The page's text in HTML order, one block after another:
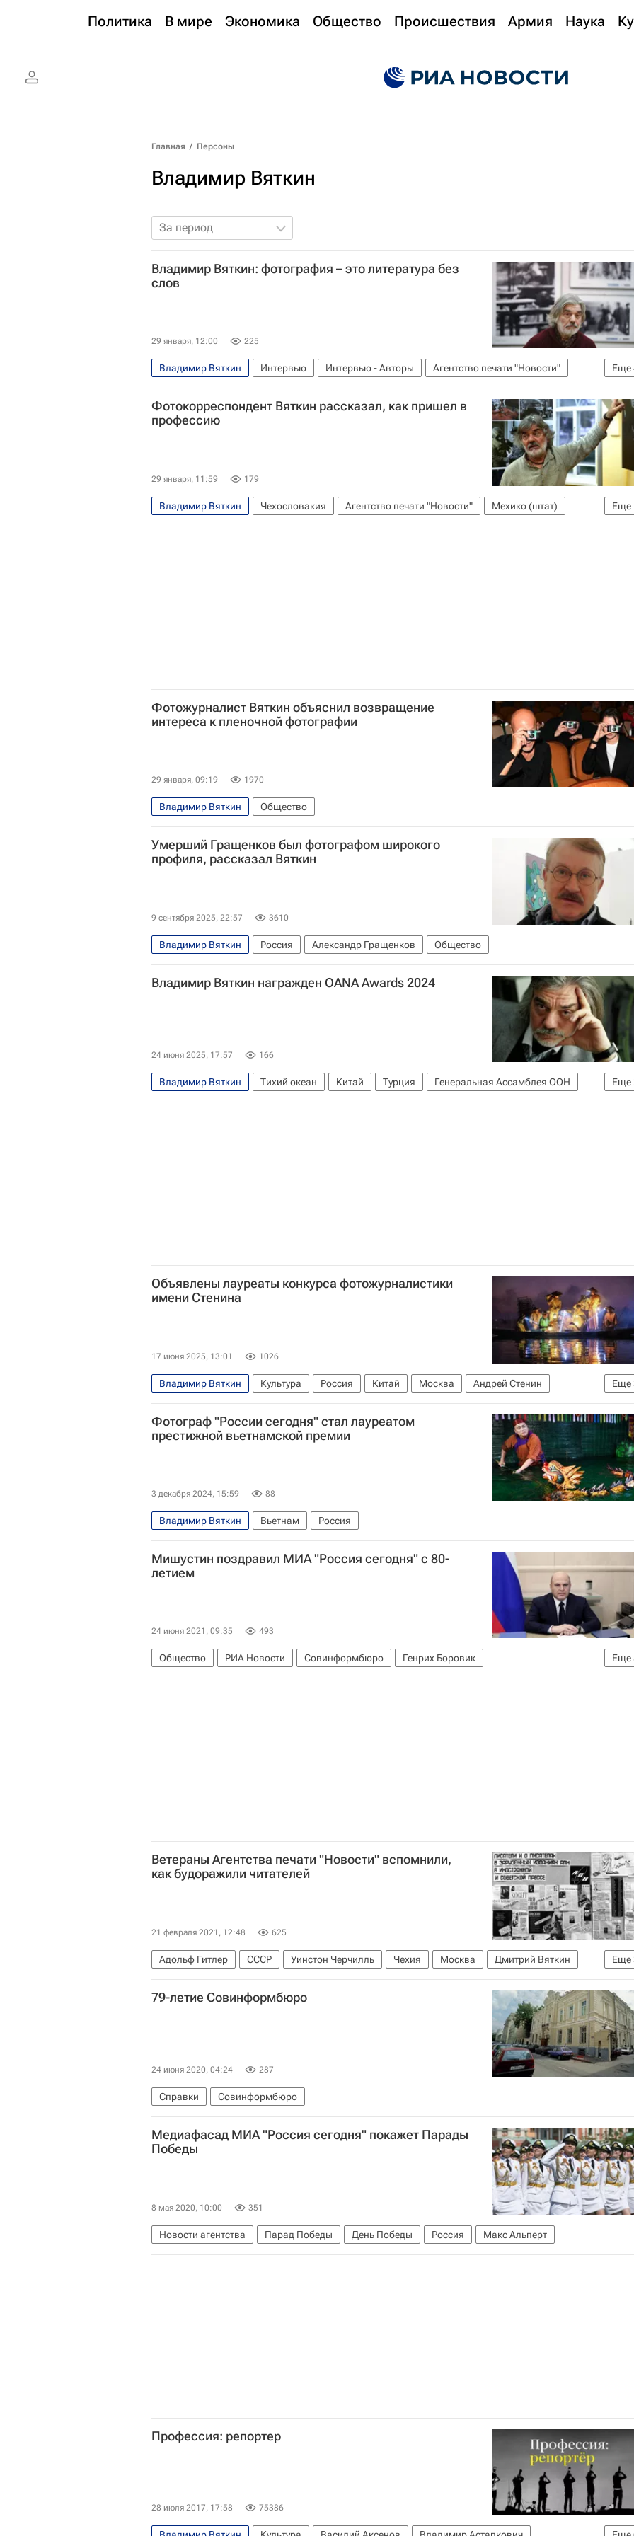
Политика В мире Экономика Общество Происшествия Армия Наука
Главная / Персоны
Владимир Вяткин
За период
Владимир Вяткин: фотография – это литература без
слов
29 января, 12:00 225
Еще
Владимир Вяткин Интервью Интервью - Авторы
Агентство печати "Новости"
Республика Алтай
Чехословакия МИА "Россия сегодня" РИА Новости
Фотокорреспондент Вяткин рассказал, как пришел в
профессию
29 января, 11:59 179
Еще
Владимир Вяткин Чехословакия Агентство печати "Новости"
Мехико (штат)
Европа
Фотожурналист Вяткин объяснил возвращение
интереса к пленочной фотографии
29 января, 09:19 1970
Владимир Вяткин Общество
Умерший Гращенков был фотографом широкого
профиля, рассказал Вяткин
9 сентября 2025, 22:57 3610
Владимир Вяткин Россия Александр Гращенков Общество
Владимир Вяткин награжден OANA Awards 2024
24 июня 2025, 17:57 166
Еще
Владимир Вяткин Тихий океан Китай Турция
Генеральная Ассамблея ООН
ЮНЕСКО
Санкт-Петербург
Объявлены лауреаты конкурса фотожурналистики
имени Стенина
17 июня 2025, 13:01 1026
Еще
Владимир Вяткин Культура Россия Китай Москва
Андрей Стенин
Валерий Мельников
ЮНЕСКО ВГТРК
Фотограф "России сегодня" стал лауреатом
престижной вьетнамской премии
3 декабря 2024, 15:59 88
Владимир Вяткин Вьетнам Россия
Мишустин поздравил МИА "Россия сегодня" с 80-
летием
24 июня 2021, 09:35 493
Еще
Общество РИА Новости Совинформбюро
Генрих Боровик
Константин Симонов (политолог)
Валентин Фалин МИА "Россия сегодня"
Россия
Ветераны Агентства печати "Новости" вспомнили,
как будоражили читателей
21 февраля 2021, 12:48 625
Еще
Адольф Гитлер СССР Уинстон Черчилль Чехия Москва
Дмитрий Вяткин
Совинформбюро
Агентство печати "Новости" Латинская Америка
79-летие Совинформбюро
24 июня 2020, 04:24 287
Справки Совинформбюро
Медиафасад МИА "Россия сегодня" покажет Парады
Победы
8 мая 2020, 10:00 351
Новости агентства Парад Победы День Победы Россия Макс Альперт
Профессия: репортер
28 июля 2017, 17:58 75386